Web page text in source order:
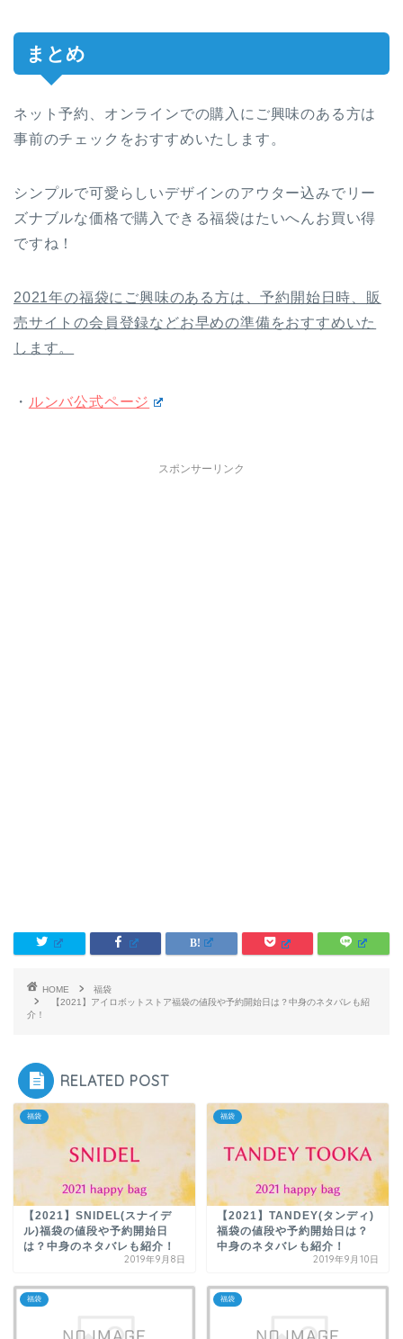
まとめ
ネット予約、オンラインでの購入にご興味のある方は
事前のチェックをおすすめいたします。
シンプルで可愛らしいデザインのアウター込みでリー
ズナブルな価格で購入できる福袋はたいへんお買い得
ですね！
2021年の福袋にご興味のある方は、予約開始日時、販
売サイトの会員登録などお早めの準備をおすすめいた
します。
・ ルンバ公式ページ
スポンサーリンク
HOME
福袋
【2021】アイロボットストア福袋の値段や予約開始日は？中身のネタバレも紹
介！
RELATED POST
福袋
【2021】SNIDEL(スナイデ
ル)福袋の値段や予約開始日
は？中身のネタバレも紹介！
2019年9月8日
福袋
【2021】TANDEY(タンディ)
福袋の値段や予約開始日は？
中身のネタバレも紹介！
2019年9月10日
福袋 福袋